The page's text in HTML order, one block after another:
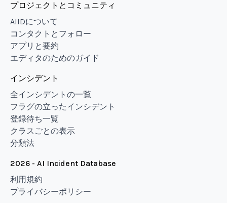
プロジェクトとコミュニティ
AIIDについて
コンタクトとフォロー
アプリと要約
エディタのためのガイド
インシデント
全インシデントの一覧
フラグの立ったインシデント
登録待ち一覧
クラスごとの表示
分類法
2026 - AI Incident Database
利用規約
プライバシーポリシー